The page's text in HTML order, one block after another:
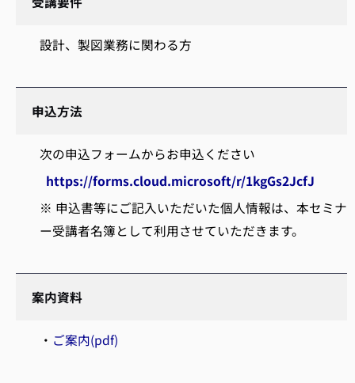
設計、製図業務に関わる方
申込方法
次の申込フォームからお申込ください
https://forms.cloud.microsoft/r/1kgGs2JcfJ
※ 申込書等にご記入いただいた個人情報は、本セミナ
ー受講者名簿として利用させていただきます。
案内資料
・ ご案内(pdf)